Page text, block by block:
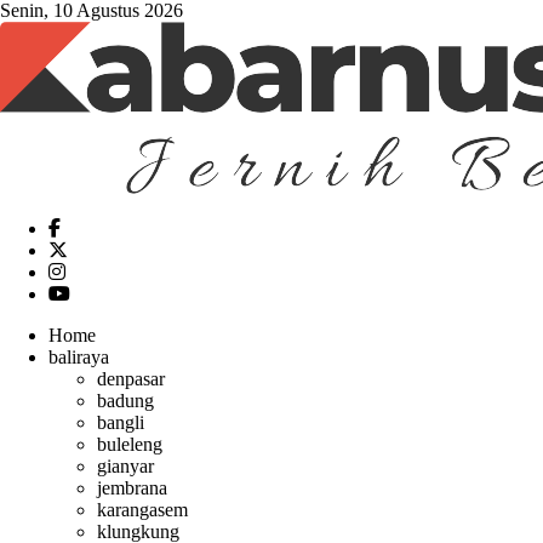
Senin, 10 Agustus 2026
Home
baliraya
denpasar
badung
bangli
buleleng
gianyar
jembrana
karangasem
klungkung